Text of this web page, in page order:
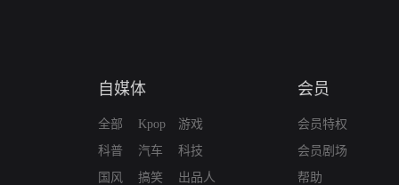
自媒体
全部
科普
国风
Kpop
汽车
搞笑
游戏
科技
出品人
会员
会员特权
会员剧场
帮助